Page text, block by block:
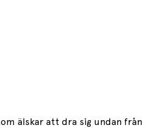
älskar att dra sig undan från